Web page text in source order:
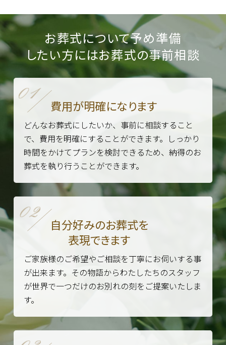
お葬式について予め準備
したい方にはお葬式の事前相談
費用が明確になります
どんなお葬式にしたいか、事前に相談すること
で、費用を明確にすることができます。しっかり
時間をかけてプランを検討できるため、納得のお
葬式を執り行うことができます。
自分好みのお葬式を
表現できます
ご家族様のご希望やご相談を丁寧にお伺いする事
が出来ます。その物語からわたしたちのスタッフ
が世界で一つだけのお別れの刻をご提案いたしま
す。